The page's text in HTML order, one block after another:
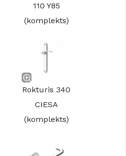
110 Y85
(komplekts)
Rokturis 340
CIESA
(komplekts)